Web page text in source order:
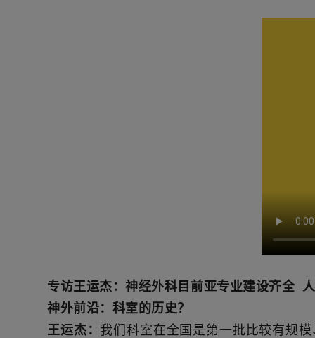
专访王运杰：神经外科目前亚专业建设齐全
神外前沿：科室的历史？
王运杰： 我们科室在全国是第一批比较有规